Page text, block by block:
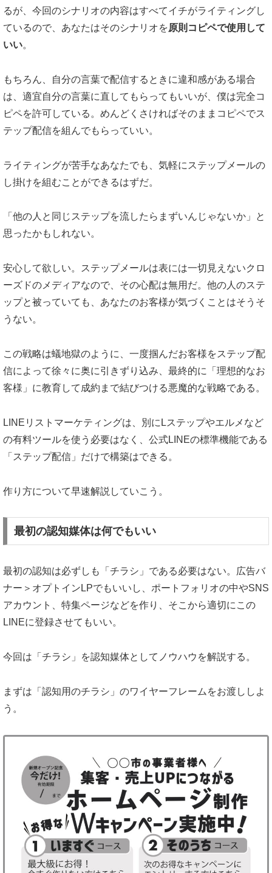
るが、今回のシナリオの内容はすべてイチがライティングし
ているので、あなたはそのシナリオを原則コピペで使用して
いい。
もちろん、自分の言葉で配信するときに違和感がある場合
は、適宜自分の言葉に直してもらってもいいが、僕は完全コ
ピペを許可している。めんどくさければそのままコピペでス
テップ配信を組んでもらっていい。
ライティングが苦手なあなたでも、気軽にステップメールの
し掛けを組むことができるはずだ。
「他の人と同じステップを流したらまずいんじゃないか」と
思ったかもしれない。
安心して欲しい。ステップメールは表には一切見えないクロ
ーズドのメディアなので、その心配は無用だ。他の人のステ
ップと被っていても、あなたのお客様が気づくことはそうそ
うない。
この戦略は蟻地獄のように、一度掴んだお客様をステップ配
信によって徐々に奥に引きずり込み、最終的に「理想的なお
客様」に教育して成約まで結びつける悪魔的な戦略である。
LINEリストマーケティングは、別にLステップやエルメなど
の有料ツールを使う必要はなく、公式LINEの標準機能である
「ステップ配信」だけで構築はできる。
作り方について早速解説していこう。
最初の認知媒体は何でもいい
最初の認知は必ずしも「チラシ」である必要はない。広告バ
ナー＞オプトインLPでもいいし、ポートフォリオの中やSNS
アカウント、特集ページなどを作り、そこから適切にこの
LINEに登録させてもいい。
今回は「チラシ」を認知媒体としてノウハウを解説する。
まずは「認知用のチラシ」のワイヤーフレームをお渡ししよ
う。